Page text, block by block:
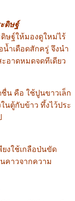
ดิษฐ์
ษฐ์ให้มองดูใหม่ไร้
ำเดือดสักครู่ จึงนำ
อาดหมดจดทีเดียว
น คือ ใช้ปูนขาวเล็ก
นตู้กับข้าว ทึ้งไว้ประ
ยงใช้เกลือป่นขัด
คาวจากความ